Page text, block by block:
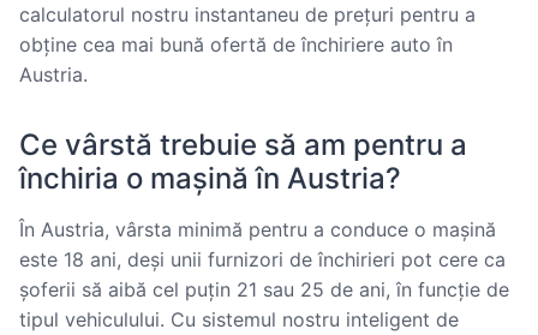
calculatorul nostru instantaneu de prețuri pentru a
obține cea mai bună ofertă de închiriere auto în
Austria.
Ce vârstă trebuie să am pentru a
închiria o mașină în Austria?
În Austria, vârsta minimă pentru a conduce o mașină
este 18 ani, deși unii furnizori de închirieri pot cere ca
șoferii să aibă cel puțin 21 sau 25 de ani, în funcție de
tipul vehiculului. Cu sistemul nostru inteligent de